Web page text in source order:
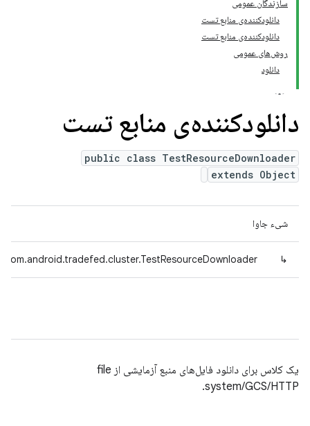
سازندگان عمومی
دانلودکننده‌ی منابع تست
دانلودکننده‌ی منابع تست
روش‌های عمومی
دانلود
دانلودکننده‌ی منابع تست
public class TestResourceDownloader
extends Object
شیء جاوا
↳
com.android.tradefed.cluster.TestResourceDownloader
یک کلاس برای دانلود فایل‌های منبع آزمایشی از file
system/GCS/HTTP.